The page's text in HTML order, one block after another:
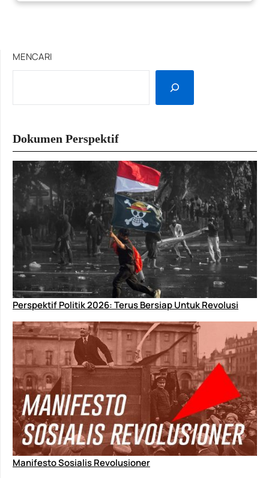
MENCARI
Dokumen Perspektif
Perspektif Politik 2026: Terus Bersiap Untuk Revolusi
Manifesto Sosialis Revolusioner